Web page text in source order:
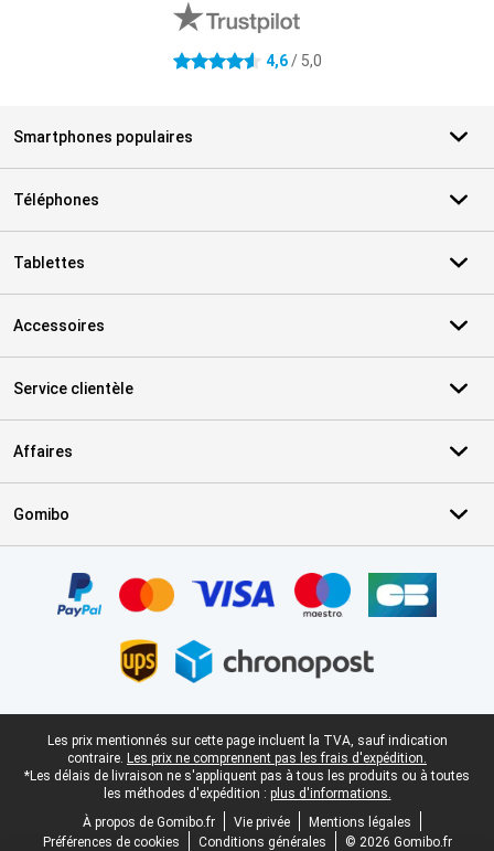
4.6 étoiles 4,6/ 5,0
Smartphones populaires
Téléphones
Tablettes
Accessoires
Service clientèle
Affaires
Gomibo
Pied-de-page légal
Les prix mentionnés sur cette page incluent la TVA, sauf indication
contraire. Les prix ne comprennent pas les frais d'expédition.
*Les délais de livraison ne s'appliquent pas à tous les produits ou à toutes
les méthodes d'expédition : plus d'informations.
À propos de Gomibo.fr
Vie privée
Mentions légales
Préférences de cookies
Conditions générales © 2026 Gomibo.fr